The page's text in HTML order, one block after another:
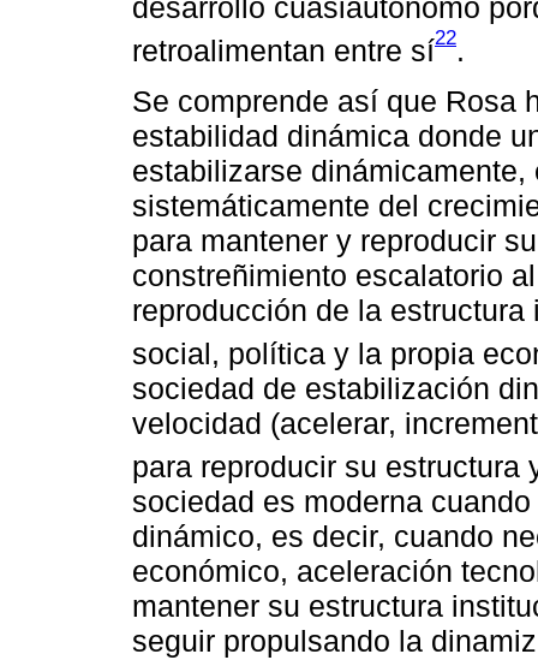
desarrollo cuasiautónomo
retroalimentan entre sí22.
Se comprende así que Rosa
estabilidad dinámica donde
estabilizarse
sistemáticamente del
para mantener y reproducir
constreñimiento escalatorio
reproducción de la
social, política y la propia
sociedad de estabilización
velocidad (acelerar,
para reproducir su estructura
sociedad es moderna
dinámico, es decir, cuando
económico, aceleración
mantener su estructura
seguir propulsando la